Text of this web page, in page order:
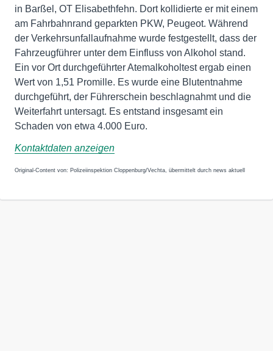
in Barßel, OT Elisabethfehn. Dort kollidierte er mit einem
am Fahrbahnrand geparkten PKW, Peugeot. Während
der Verkehrsunfallaufnahme wurde festgestellt, dass der
Fahrzeugführer unter dem Einfluss von Alkohol stand.
Ein vor Ort durchgeführter Atemalkoholtest ergab einen
Wert von 1,51 Promille. Es wurde eine Blutentnahme
durchgeführt, der Führerschein beschlagnahmt und die
Weiterfahrt untersagt. Es entstand insgesamt ein
Schaden von etwa 4.000 Euro.
Kontaktdaten anzeigen
Original-Content von: Polizeiinspektion Cloppenburg/Vechta, übermittelt durch news aktuell